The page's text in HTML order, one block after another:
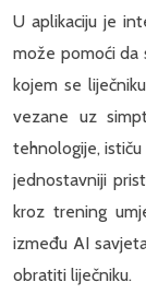
U aplikaciju je
može pomoći da
kojem se
vezane uz
tehnologije,
jednostavniji
kroz trening
između AI
obratiti liječniku.